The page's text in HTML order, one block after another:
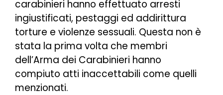
carabinieri hanno effettuato arresti
ingiustificati, pestaggi ed addirittura
torture e violenze sessuali. Questa non è
stata la prima volta che membri
dell’Arma dei Carabinieri hanno
compiuto atti inaccettabili come quelli
menzionati.